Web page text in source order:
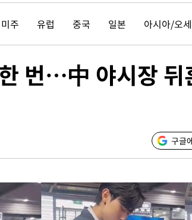
발사"
계속[내일날씨]
한국 무역적자 있어"
압수수색에 '충격·당황'
등포 순간 '40도'
801.67 마감
내린 6296.38 마감
로켓 달 충돌 흔적 포착
부차기 끝 과달라하라 격파
미주 유럽 중국 일본 아시아/오
번…中 야시장
구글